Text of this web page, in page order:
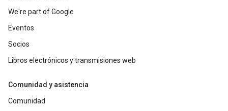
We're part of Google
Eventos
Socios
Libros electrónicos y transmisiones web
Comunidad y asistencia
Comunidad